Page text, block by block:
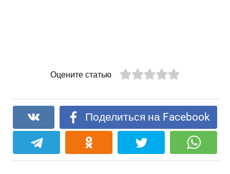
Оцените статью
Поделиться на Facebook